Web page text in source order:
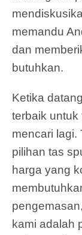
memandu
dan
butuhkan.
Ketika
terbaik untuk
mencari lagi.
pilihan tas
harga yang
kami adalah